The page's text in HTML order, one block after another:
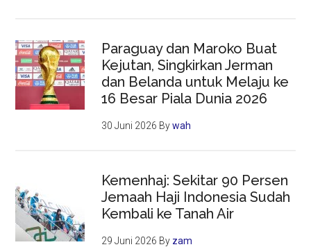
Paraguay dan Maroko Buat
Kejutan, Singkirkan Jerman
dan Belanda untuk Melaju ke
16 Besar Piala Dunia 2026
30 Juni 2026 Bywah
Kemenhaj: Sekitar 90 Persen
Jemaah Haji Indonesia Sudah
Kembali ke Tanah Air
29 Juni 2026 By zam